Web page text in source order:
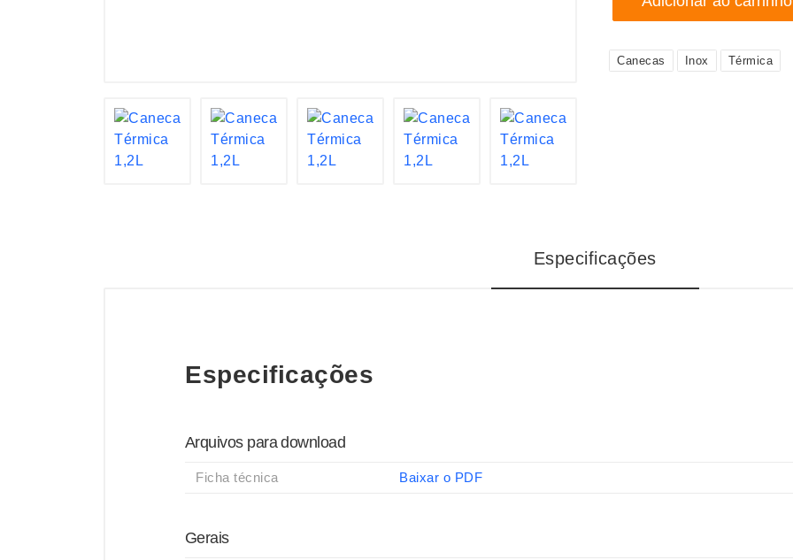
Canecas Inox Térmica
Especificações
Especificações
Arquivos para download
Ficha técnica Baixar o PDF
Gerais